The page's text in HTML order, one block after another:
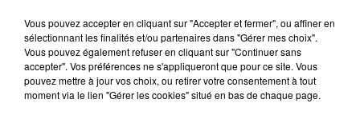
Vous pouvez accepter en cliquant sur "Accepter et fermer", ou affiner en
sélectionnant les finalités et/ou partenaires dans "Gérer mes choix".
Vous pouvez également refuser en cliquant sur "Continuer sans
accepter". Vos préférences ne s'appliqueront que pour ce site. Vous
pouvez mettre à jour vos choix, ou retirer votre consentement à tout
moment via le lien "Gérer les cookies" situé en bas de chaque page.